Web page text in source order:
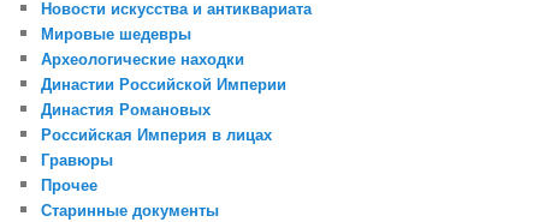
Новости искусства и антиквариата
Мировые шедевры
Археологические находки
Династии Российской Империи
Династия Романовых
Российская Империя в лицах
Гравюры
Прочее
Старинные документы